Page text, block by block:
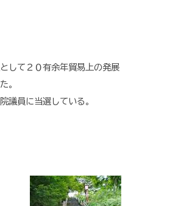
して２０有余年貿易上の発展
。
議員に当選している。